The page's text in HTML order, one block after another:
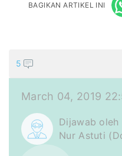
BAGIKAN ARTIKEL INI
5
March 04, 2019
Dijawab oleh
Nur Astuti